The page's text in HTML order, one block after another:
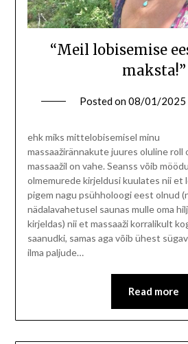
“Meil lobisemise
maksta!”
Posted on08/01/2025
ehk miks mittelobisemisel minu
massaažirännakute juures oluline roll
massaažil on vahe. Seanss võib
olmemurede kirjeldusi kuulates nii et
pigem nagu psühholoogi eest olnud
nädalavahetusel saunas mulle oma
kirjeldas) nii et massaaži korralikult
saanudki, samas aga võib ühest
ilma paljude…
Read more